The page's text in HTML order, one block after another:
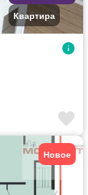
Квартира
Новое